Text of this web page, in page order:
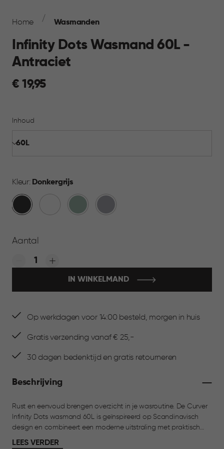
Navigation
Home Wasmanden
Infinity Dots Wasmand 60L -
Antraciet
€
€ 19,95
Inhoud
Kleur: Donkergrijs
Donkergrijs Groen
Licht
Grijs
Aantal
Quantity:
IN WINKELMAND
Op werkdagen voor 14:00 besteld, morgen in huis
Gratis verzending vanaf € 25,-
30 dagen bedenktijd en gratis retourneren
Beschrijving
Rust en eenvoud brengen overzicht in je wasroutine. De Curver
Infinity Dots wasmand 60L is geïnspireerd op Scandinavisch
design en combineert een moderne uitstraling met praktisch
gemak. Het subtiele dots-patroon geeft de wasmand een
LEES VERDER